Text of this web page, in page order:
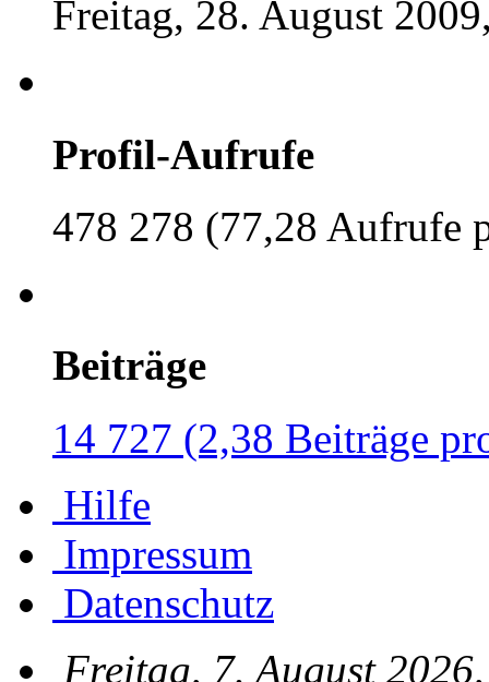
Freitag, 28. August
Profil-Aufrufe
478 278 (77,28 Aufrufe
Beiträge
14 727 (2,38 Beiträge
Hilfe
Impressum
Datenschutz
Freitag, 7. August